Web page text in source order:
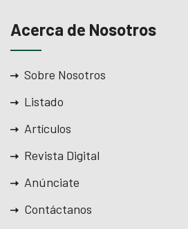
Acerca de Nosotros
Sobre Nosotros
Listado
Artículos
Revista Digital
Anúnciate
Contáctanos